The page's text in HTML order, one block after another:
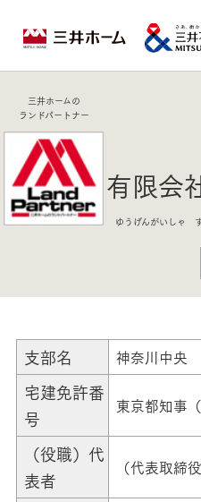
三井ホームの
ランドパートナー
有限会
ゆうげんがいしゃ
支部名 神奈川中央
宅建免許番
号
東京都知事
（役職）代
表者
（代表取